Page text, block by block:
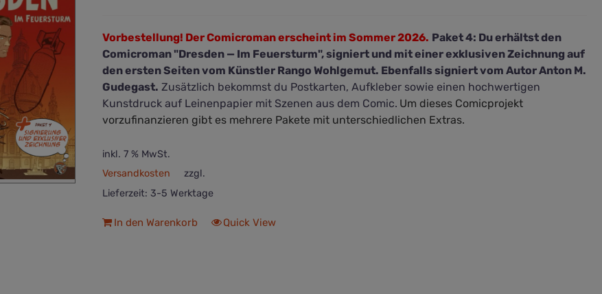
Vorbestellung! Der Comicroman erscheint im Sommer 2026. Paket 4: Du erhältst den
Comicroman "Dresden — Im Feuersturm", signiert und mit einer exklusiven Zeichnung auf
den ersten Seiten vom Künstler Rango Wohlgemut. Ebenfalls signiert vom Autor Anton M.
Gudegast. Zusätzlich bekommst du Postkarten, Aufkleber sowie einen hochwertigen
Kunstdruck auf Leinenpapier mit Szenen aus dem Comic. Um dieses Comicprojekt
vorzufinanzieren gibt es mehrere Pakete mit unterschiedlichen Extras.
inkl. 7 % MwSt.
zzgl.
Versandkosten
Lieferzeit: 3-5 Werktage
In den Warenkorb Quick View